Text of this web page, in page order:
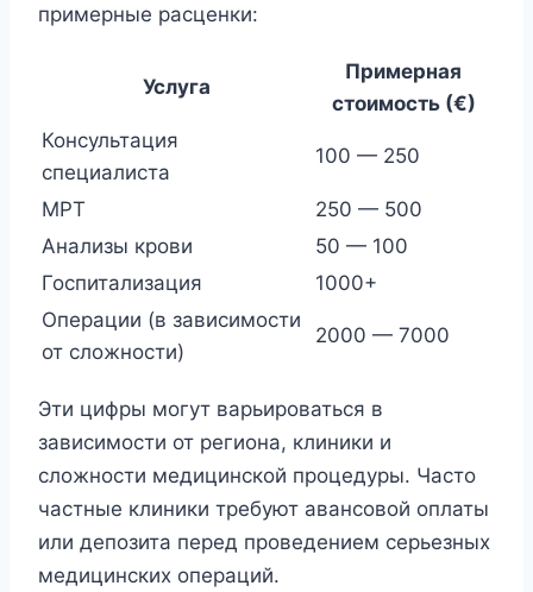
примерные расценки:
Услуга
Примерная
стоимость (€)
Консультация
специалиста
100 — 250
МРТ
250 — 500
Анализы крови
50 — 100
Госпитализация
1000+
Операции (в зависимости
от сложности)
2000 — 7000
Эти цифры могут варьироваться в
зависимости от региона, клиники и
сложности медицинской процедуры. Часто
частные клиники требуют авансовой оплаты
или депозита перед проведением серьезных
медицинских операций.